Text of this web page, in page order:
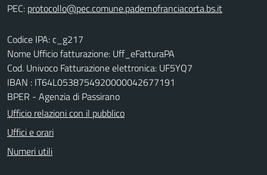
PEC:
Codice IPA: c_g217
Nome Ufficio fatturazione: Uff_eFatturaPA
Cod. Univoco Fatturazione elettronica: UF5YQ7
IBAN : IT64L0538754920000042677191
BPER - Agenzia di Passirano
Ufficio relazioni con il pubblico
Uffici e orari
Numeri utili